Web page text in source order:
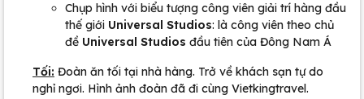
Chụp hình với biểu tượng công viên giải trí hàng đầu
thế giới Universal Studios: là công viên theo chủ
đề Universal Studios đầu tiên của Đông Nam Á
Tối: Đoàn ăn tối tại nhà hàng. Trở về khách sạn tự do
nghỉ ngơi. Hình ảnh đoàn đã đi cùng Vietkingtravel.